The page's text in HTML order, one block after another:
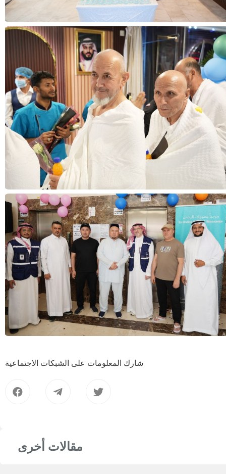
شارك المعلومات على الشبكات الاجتماعية
مقالات أخرى